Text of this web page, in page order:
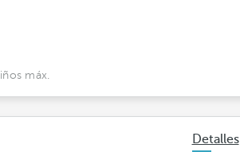
máx.
Detalles